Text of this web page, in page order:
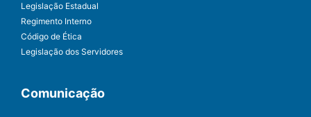
Legislação Estadual
Regimento Interno
Código de Ética
Legislação dos Servidores
Comunicação